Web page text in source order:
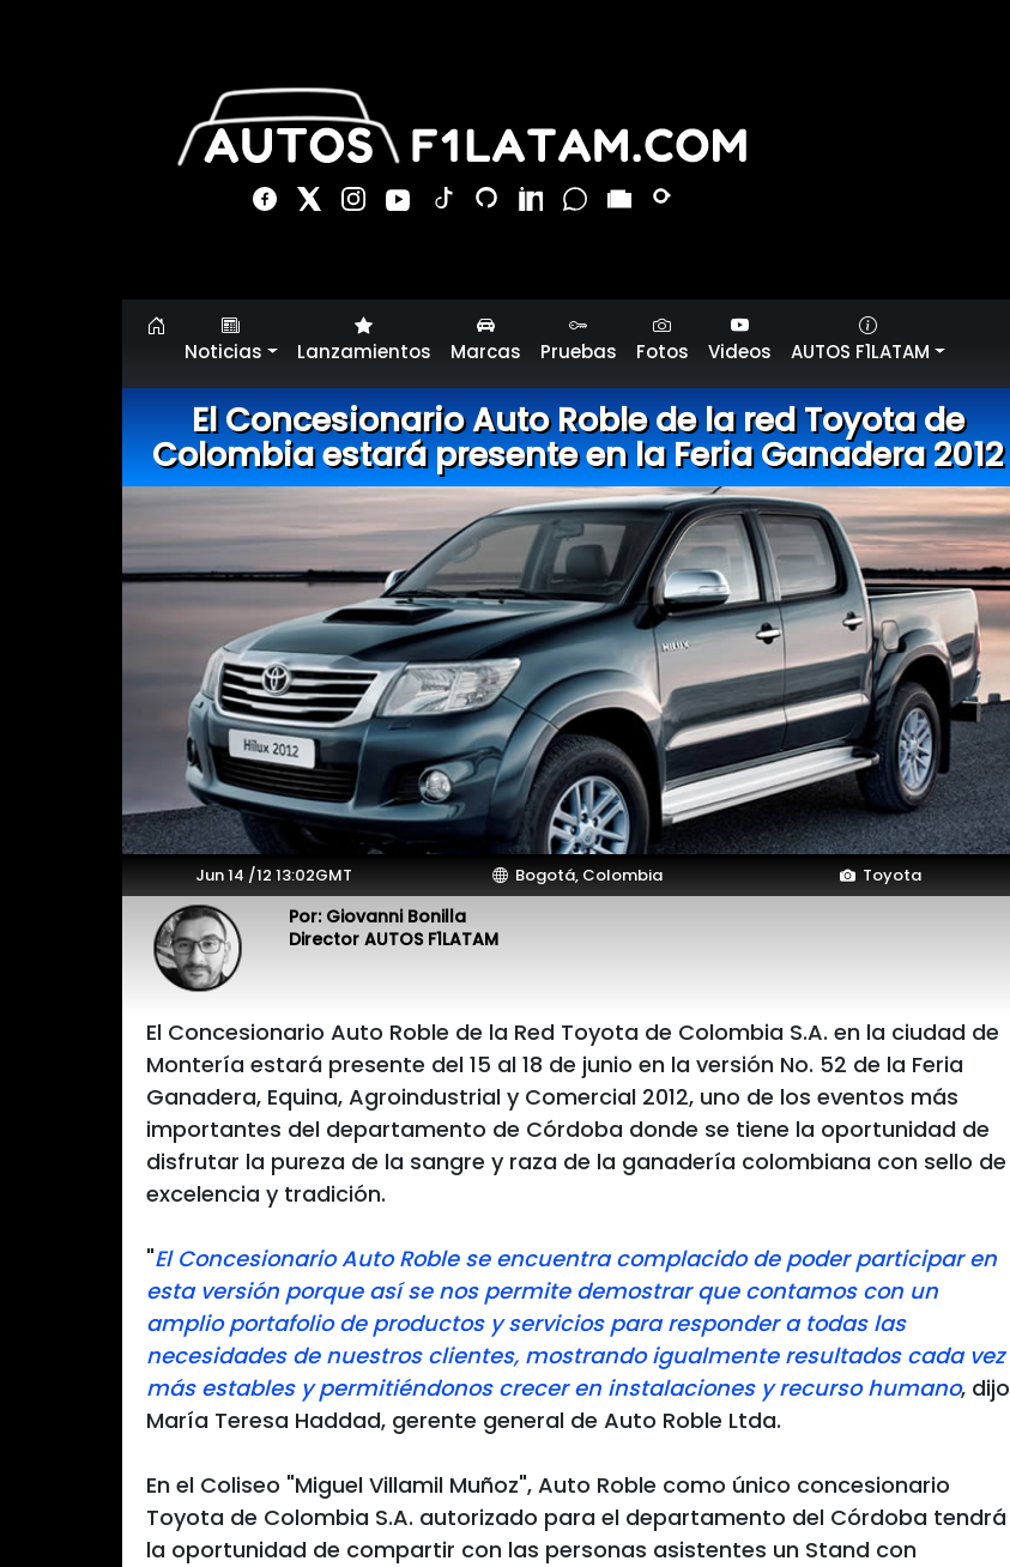
Noticias Lanzamientos Marcas Pruebas Fotos Videos AUTOS F1LATAM
El Concesionario Auto Roble de la red Toyota de
Colombia estará presente en la Feria Ganadera 2012
Jun 14 /12 13:02GMT Bogotá, Colombia Toyota
Por: Giovanni Bonilla
Director AUTOS F1LATAM
El Concesionario Auto Roble de la Red Toyota de Colombia S.A. en la ciudad de
Montería estará presente del 15 al 18 de junio en la versión No. 52 de la Feria
Ganadera, Equina, Agroindustrial y Comercial 2012, uno de los eventos más
importantes del departamento de Córdoba donde se tiene la oportunidad de
disfrutar la pureza de la sangre y raza de la ganadería colombiana con sello de
excelencia y tradición.
"El Concesionario Auto Roble se encuentra complacido de poder participar en
esta versión porque así se nos permite demostrar que contamos con un
amplio portafolio de productos y servicios para responder a todas las
necesidades de nuestros clientes, mostrando igualmente resultados cada vez
más estables y permitiéndonos crecer en instalaciones y recurso humano, dijo
María Teresa Haddad, gerente general de Auto Roble Ltda.
En el Coliseo "Miguel Villamil Muñoz", Auto Roble como único concesionario
Toyota de Colombia S.A. autorizado para el departamento del Córdoba tendrá
la oportunidad de compartir con las personas asistentes un Stand con